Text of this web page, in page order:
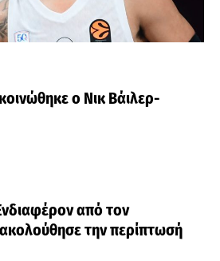
ο Νικ Βάιλερ-
από τον
την περίπτωσή